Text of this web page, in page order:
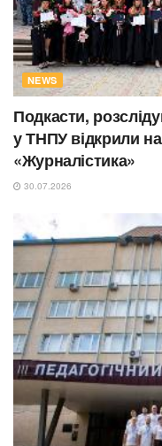
NEWS
Подкасти,
у ТНПУ відкрили
«Журналістика»
30.07.2026